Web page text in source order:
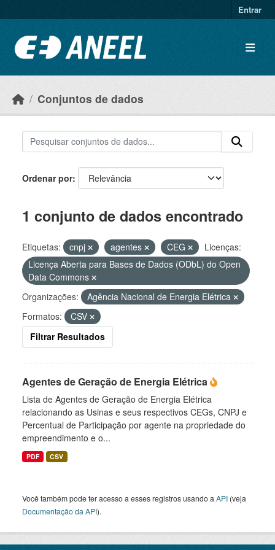
Entrar
Conjuntos de dados
Ordenar por
1 conjunto de dados encontrado
Etiquetas: cnpj agentes CEG
Licenças:
Licença Aberta para Bases de Dados (ODbL) do Open
Data Commons
Organizações:
Agência Nacional de Energia Elétrica
Formatos:
CSV
Filtrar Resultados
Agentes de Geração de Energia Elétrica
Lista de Agentes de Geração de Energia Elétrica
relacionando as Usinas e seus respectivos CEGs, CNPJ e
Percentual de Participação por agente na propriedade do
empreendimento e o...
PDF CSV
Você também pode ter acesso a esses registros usando a API (veja
Documentação da API).